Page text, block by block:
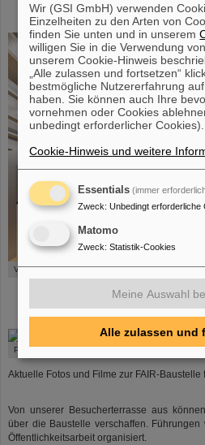
Virtuoser Blick in den künftigen
Panoramafoto SIS100: Im Bau befindlicher
Aktuelle Fotos und Filme zur FAIR-Baustelle
Von unserer Besucherterrasse aus
über die Baustelle verschaffen.
Öffentlichkeitsarbeit organisiert.
Wir (GSI GmbH) verwenden
Einzelheiten zu den Arten von
finden Sie unten und in unserem
willigen Sie in die Verwendung
unserem Cookie-Hinweis
„Alle zulassen und fortsetzen“
bestmögliche Nutzererfahrung
haben. Sie können auch Ihre
vornehmen oder Cookies
unbedingt erforderlicher Cookies).
Cookie-Hinweis und weitere
Essentials (immer
Zweck: Unbedingt erforderliche
Matomo
Zweck: Statistik-Cookies
Meine Auswahl
Alle zulassen und